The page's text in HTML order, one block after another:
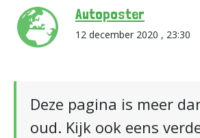
Autoposter
12 december 2020 , 23:30
Deze pagina is meer
oud. Kijk ook eens